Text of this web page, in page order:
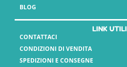
BLOG
LINK UTILI
CONTATTACI
CONDIZIONI DI VENDITA
SPEDIZIONI E CONSEGNE